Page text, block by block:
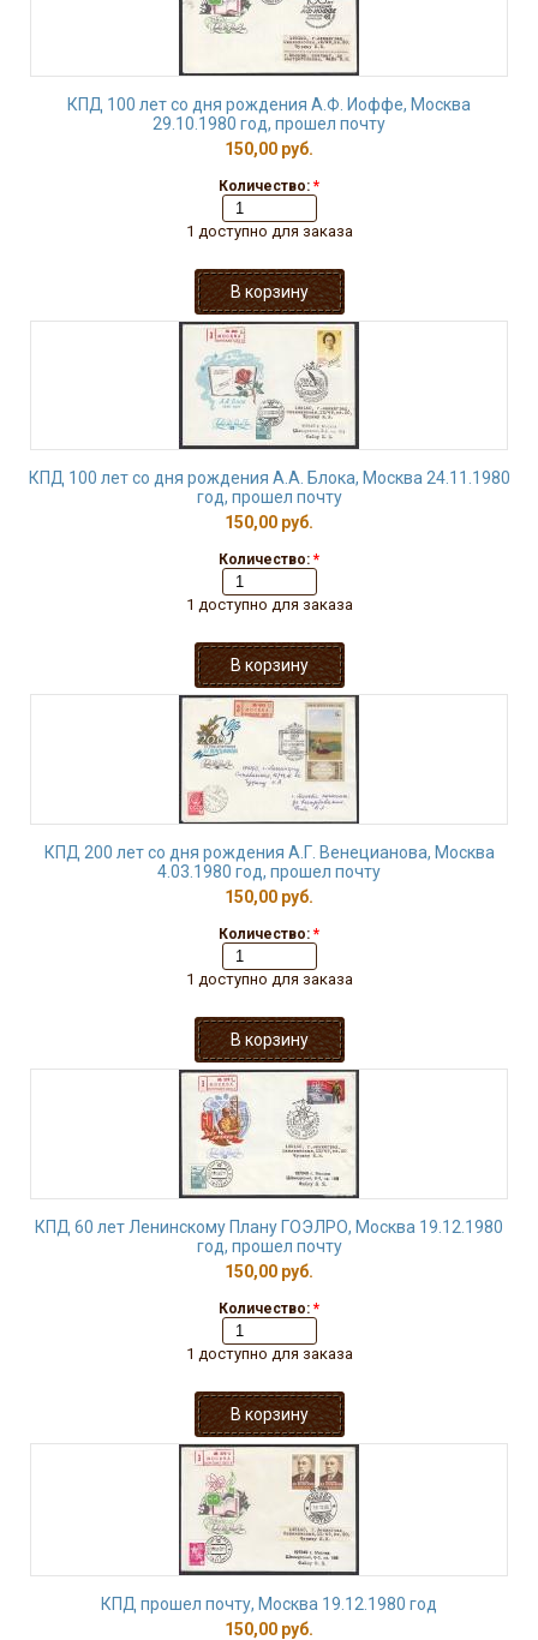
КПД 100 лет со дня рождения А.Ф. Иоффе, Москва
29.10.1980 год, прошел почту
150,00 руб.
Количество: *
1 доступно для заказа
КПД 100 лет со дня рождения А.А. Блока, Москва 24.11.1980
год, прошел почту
150,00 руб.
Количество: *
1 доступно для заказа
КПД 200 лет со дня рождения А.Г. Венецианова, Москва
4.03.1980 год, прошел почту
150,00 руб.
Количество: *
1 доступно для заказа
КПД 60 лет Ленинскому Плану ГОЭЛРО, Москва 19.12.1980
год, прошел почту
150,00 руб.
Количество: *
1 доступно для заказа
КПД прошел почту, Москва 19.12.1980 год
150,00 руб.